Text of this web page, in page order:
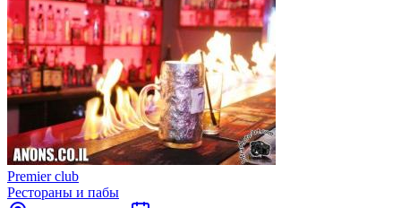
Premier club
Рестораны и пабы